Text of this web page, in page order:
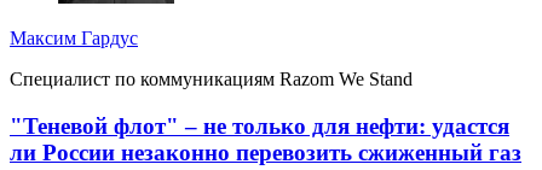
Максим Гардус
Специалист по коммуникациям Razom We Stand
"Теневой флот" – не только для нефти: удастся
ли России незаконно перевозить сжиженный газ